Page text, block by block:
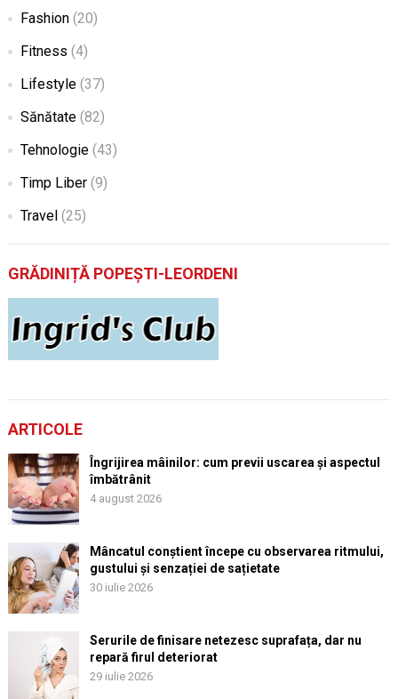
Fashion(20)
Fitness (4)
Lifestyle(37)
Sănătate(82)
Tehnologie(43)
Timp Liber(9)
Travel(25)
GRĂDINIȚĂ POPEȘTI-LEORDENI
ARTICOLE
Îngrijirea mâinilor: cum previi uscarea și aspectul
îmbătrânit
4 august 2026
Mâncatul conștient începe cu observarea ritmului,
gustului și senzației de sațietate
30 iulie 2026
Serurile de finisare netezesc suprafața, dar nu
repară firul deteriorat
29 iulie 2026